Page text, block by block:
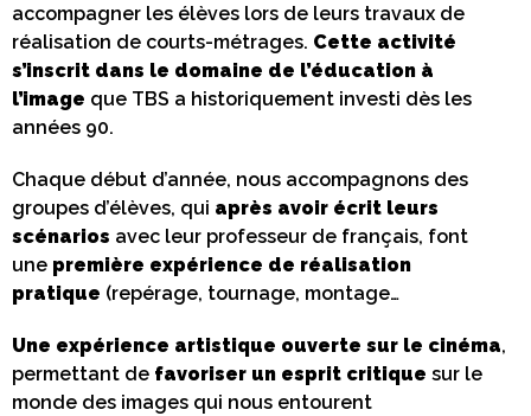
accompagner les élèves lors de leurs travaux de
réalisation de courts-métrages. Cette activité
s’inscrit dans le domaine de l’éducation à
l’image que TBS a historiquement investi dès les
années 90.
Chaque début d’année, nous accompagnons des
groupes d’élèves, qui après avoir écrit leurs
scénarios avec leur professeur de français, font
une première expérience de réalisation
pratique (repérage, tournage, montage…
Une expérience artistique ouverte sur le cinéma,
permettant de favoriser un esprit critique sur le
monde des images qui nous entourent